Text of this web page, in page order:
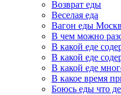
Возврат еды
Веселая еда
Вагон еды
В чем можно
В какой еде
В какой еде
В какой еде
В какое время
Боюсь еды что